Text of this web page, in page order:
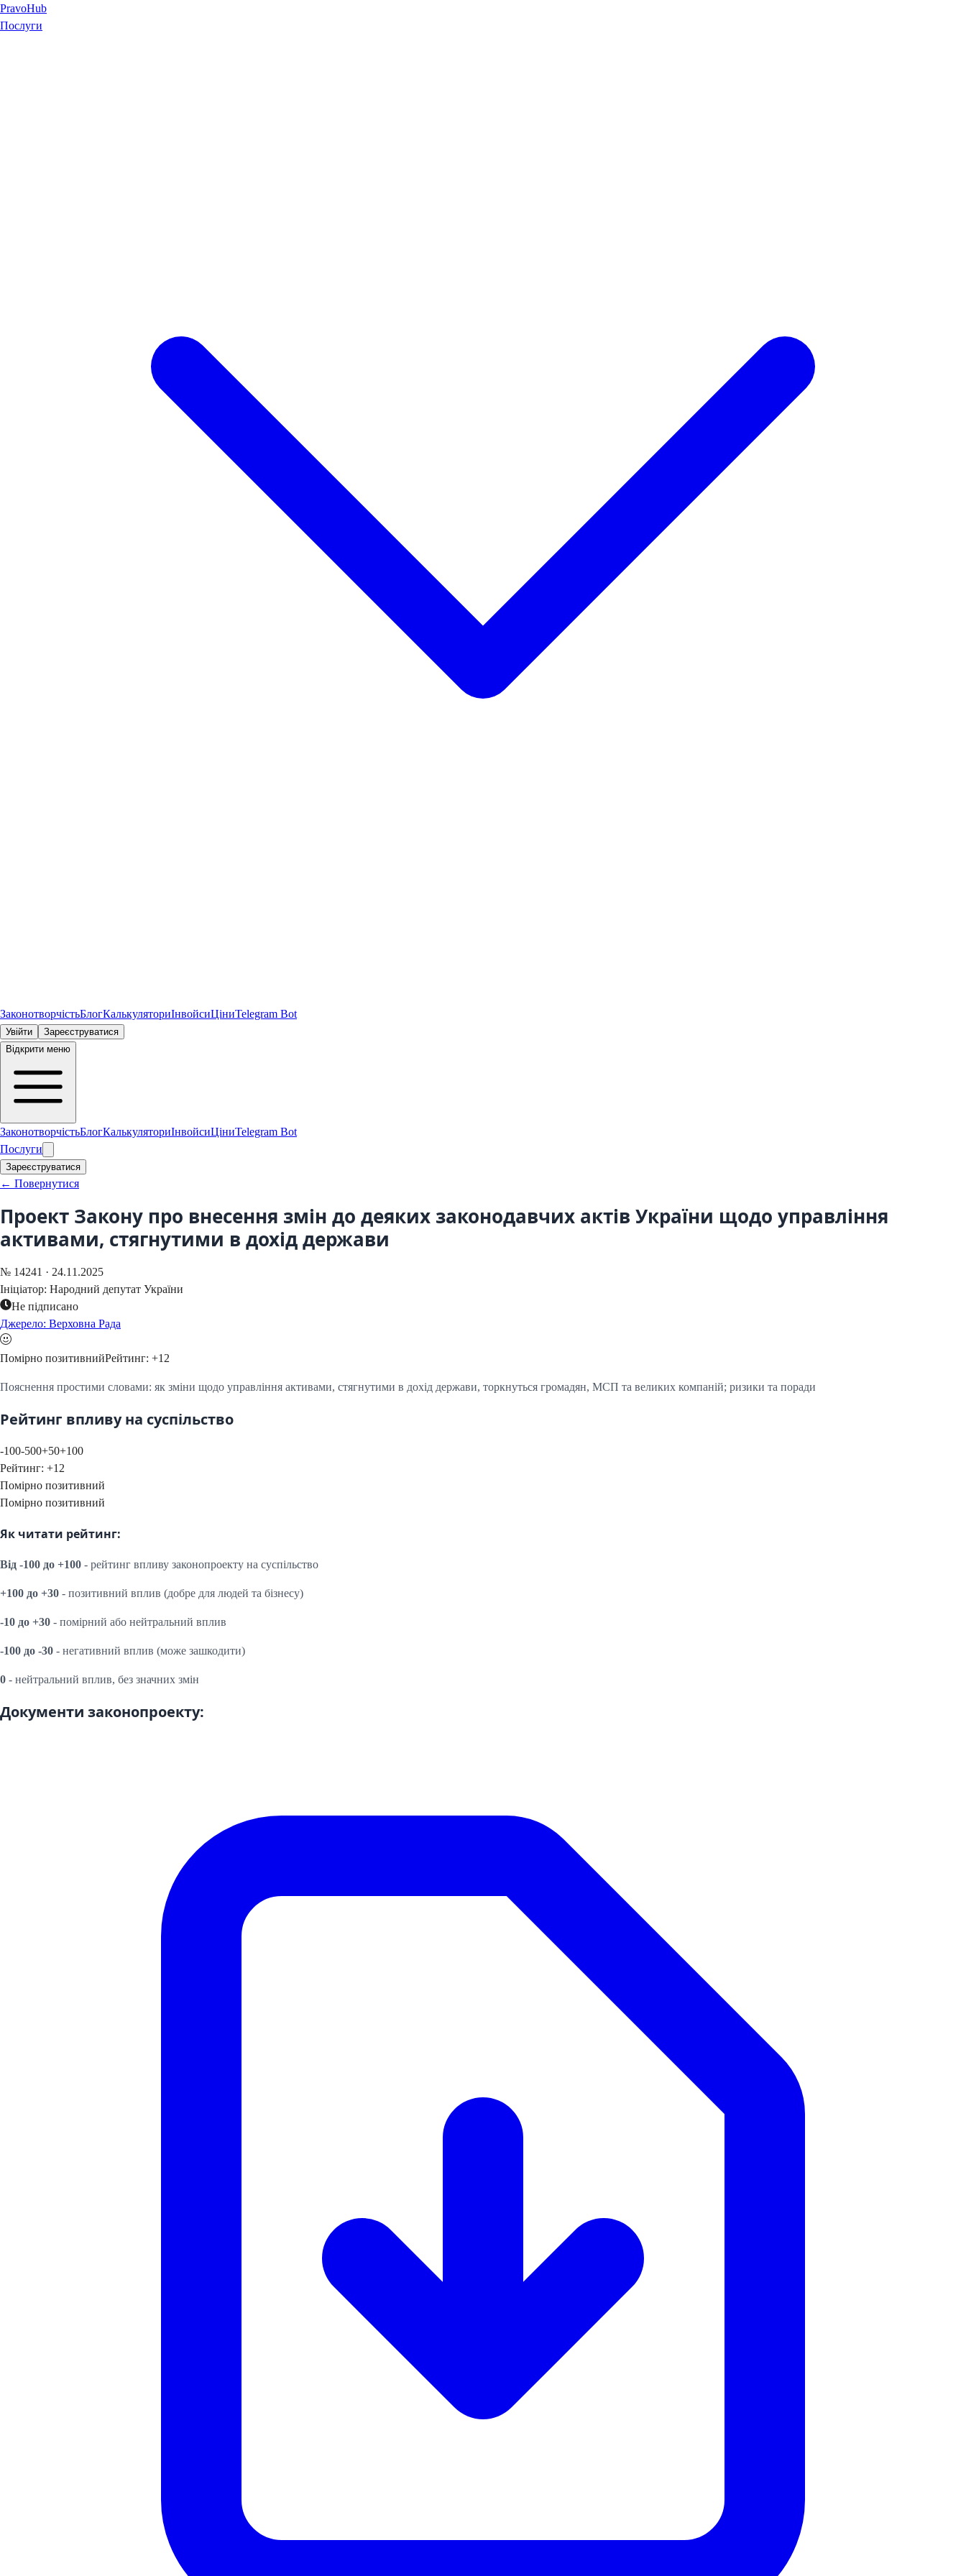
PravoHub
Послуги
ЗаконотворчістьБлогКалькуляториІнвойсиЦіниTelegram Bot
Увійти
Зареєструватися
Відкрити меню
ЗаконотворчістьБлогКалькуляториІнвойсиЦіниTelegram Bot
Послуги
Зареєструватися
← Повернутися
Проект Закону про внесення змін до деяких законодавчих актів України щодо управління
активами, стягнутими в дохід держави
№ 14241 · 24.11.2025
Ініціатор: Народний депутат України
Не підписано
Джерело: Верховна Рада
Помірно позитивнийРейтинг: +12
Пояснення простими словами: як зміни щодо управління активами, стягнутими в дохід держави, торкнуться громадян, МСП та великих компаній; ризики та поради
Рейтинг впливу на суспільство
-100-500+50+100
Рейтинг: +12
Помірно позитивний
Помірно позитивний
Як читати рейтинг:
Від -100 до +100 - рейтинг впливу законопроекту на суспільство
+100 до +30 - позитивний вплив (добре для людей та бізнесу)
-10 до +30 - помірний або нейтральний вплив
-100 до -30 - негативний вплив (може зашкодити)
0 - нейтральний вплив, без значних змін
Документи законопроекту: